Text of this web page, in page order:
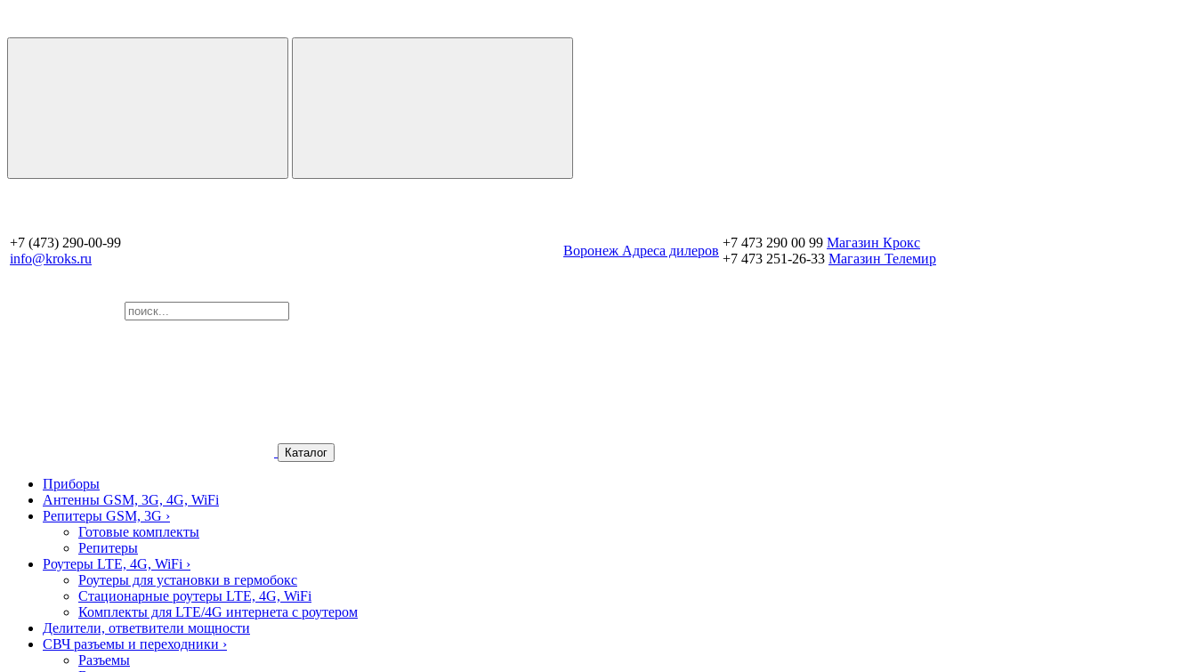
+7 (473) 290-00-99
info@kroks.ru
Воронеж Aдреса дилеров
+7 473 290 00 99 Магазин Крокс
+7 473 251-26-33 Магазин Телемир
Каталог
Приборы
Антенны GSM, 3G, 4G, WiFi
Репитеры GSM, 3G ›
Готовые комплекты
Репитеры
Роутеры LTE, 4G, WiFi ›
Роутеры для установки в гермобокс
Стационарные роутеры LTE, 4G, WiFi
Комплекты для LTE/4G интернета с роутером
Делители, ответвители мощности
СВЧ разъемы и переходники ›
Разъемы